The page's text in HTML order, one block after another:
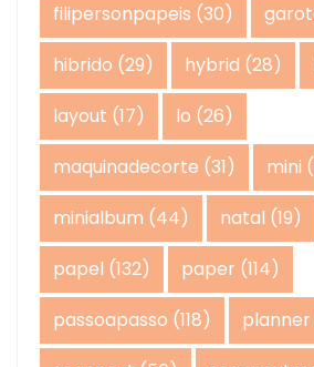
filipersonpapeis (30)
hibrido (29) hybrid (28)
layout (17) lo (26)
maquinadecorte (31) mini
minialbum (44) natal (19)
papel (132) paper (114)
passoapasso (118) planner